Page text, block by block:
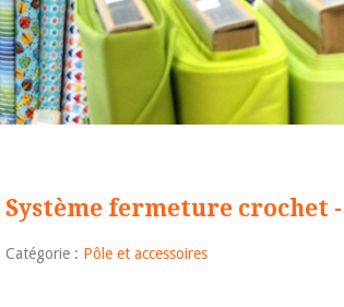
Système fermeture crochet -
Catégorie : Pôle et accessoires